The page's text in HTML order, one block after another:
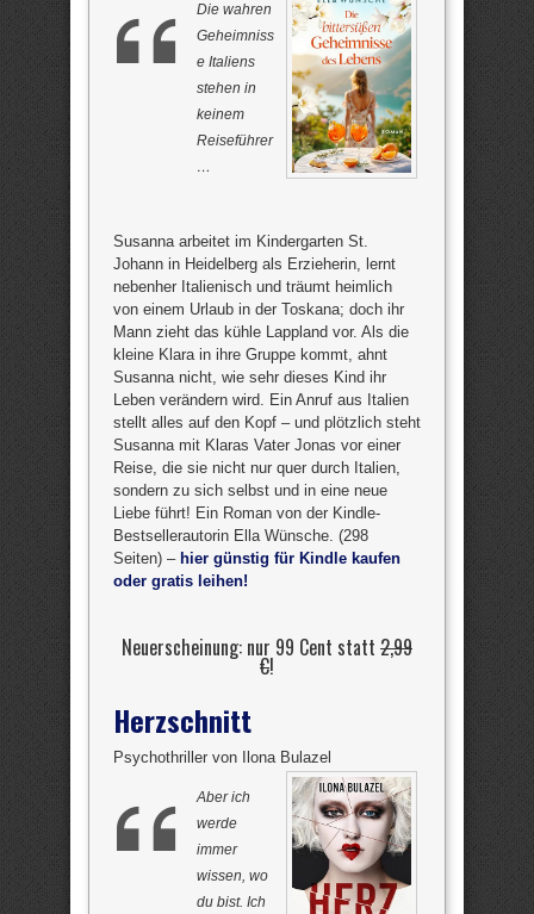
Die wahren
Geheimniss
e Italiens
stehen in
keinem
Reiseführer
…
Susanna arbeitet im Kindergarten St.
Johann in Heidelberg als Erzieherin, lernt
nebenher Italienisch und träumt heimlich
von einem Urlaub in der Toskana; doch ihr
Mann zieht das kühle Lappland vor. Als die
kleine Klara in ihre Gruppe kommt, ahnt
Susanna nicht, wie sehr dieses Kind ihr
Leben verändern wird. Ein Anruf aus Italien
stellt alles auf den Kopf – und plötzlich steht
Susanna mit Klaras Vater Jonas vor einer
Reise, die sie nicht nur quer durch Italien,
sondern zu sich selbst und in eine neue
Liebe führt! Ein Roman von der Kindle-
Bestsellerautorin Ella Wünsche. (298
Seiten) – hier günstig für Kindle kaufen
oder gratis leihen!
Neuerscheinung: nur 99 Cent statt 2,99
€!
Herzschnitt
Psychothriller von Ilona Bulazel
Aber ich
werde
immer
wissen, wo
du bist. Ich